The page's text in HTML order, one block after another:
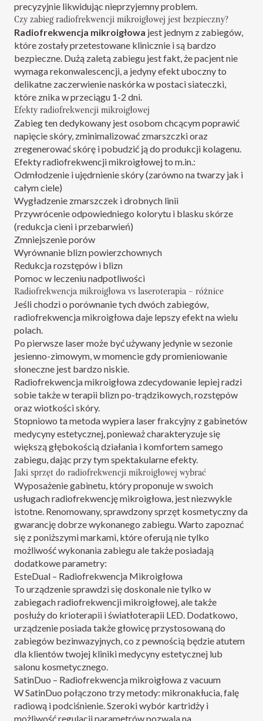
precyzyjnie likwidując nieprzyjemny problem.
Czy zabieg radiofrekwencji mikroigłowej jest bezpieczny?
Radiofrekwencja mikroigłowa jest jednym z zabiegów,
które zostały przetestowane klinicznie i są bardzo
bezpieczne. Dużą zaletą zabiegu jest fakt, że pacjent nie
wymaga rekonwalescencji, a jedyny efekt uboczny to
delikatne zaczerwienie naskórka w postaci siateczki,
które znika w przeciągu 1-2 dni.
Efekty radiofrekwencji mikroigłowej
Zabieg ten dedykowany jest osobom chcącym poprawić
napięcie skóry, zminimalizować zmarszczki oraz
zregenerować skórę i pobudzić ją do produkcji kolagenu.
Efekty radiofrekwencji mikroigłowej to m.in.:
Odmłodzenie i ujędrnienie skóry (zarówno na twarzy jak i
całym ciele)
Wygładzenie zmarszczek i drobnych linii
Przywrócenie odpowiedniego kolorytu i blasku skórze
(redukcja cieni i przebarwień)
Zmniejszenie porów
Wyrównanie blizn powierzchownych
Redukcja rozstępów i blizn
Pomoc w leczeniu nadpotliwości
Radiofrekwencja mikroigłowa vs laseroterapia – różnice
Jeśli chodzi o porównanie tych dwóch zabiegów,
radiofrekwencja mikroigłowa daje lepszy efekt na wielu
polach.
Po pierwsze laser może być używany jedynie w sezonie
jesienno-zimowym, w momencie gdy promieniowanie
słoneczne jest bardzo niskie.
Radiofrekwencja mikroigłowa zdecydowanie lepiej radzi
sobie także w terapii blizn po-trądzikowych, rozstępów
oraz wiotkości skóry.
Stopniowo ta metoda wypiera laser frakcyjny z gabinetów
medycyny estetycznej, ponieważ charakteryzuje się
większą głębokością działania i komfortem samego
zabiegu, dając przy tym spektakularne efekty.
Jaki sprzęt do radiofrekwencji mikroigłowej wybrać
Wyposażenie gabinetu, który proponuje w swoich
usługach radiofrekwencję mikroigłowa, jest niezwykle
istotne. Renomowany, sprawdzony sprzęt kosmetyczny da
gwarancję dobrze wykonanego zabiegu. Warto zapoznać
się z poniższymi markami, które oferują nie tylko
możliwość wykonania zabiegu ale także posiadają
dodatkowe parametry:
EsteDual – Radiofrekwencja Mikroigłowa
To urządzenie sprawdzi się doskonale nie tylko w
zabiegach radiofrekwencji mikroigłowej, ale także
posłuży do krioterapii i światłoterapii LED. Dodatkowo,
urządzenie posiada także głowicę przystosowaną do
zabiegów bezinwazyjnych, co z pewnością będzie atutem
dla klientów twojej kliniki medycyny estetycznej lub
salonu kosmetycznego.
SatinDuo – Radiofrekwencja mikroigłowa z vacuum
W SatinDuo połączono trzy metody: mikronakłucia, falę
radiową i podciśnienie. Szeroki wybór kartridży i
możliwość regulacji parametrów pozwala na